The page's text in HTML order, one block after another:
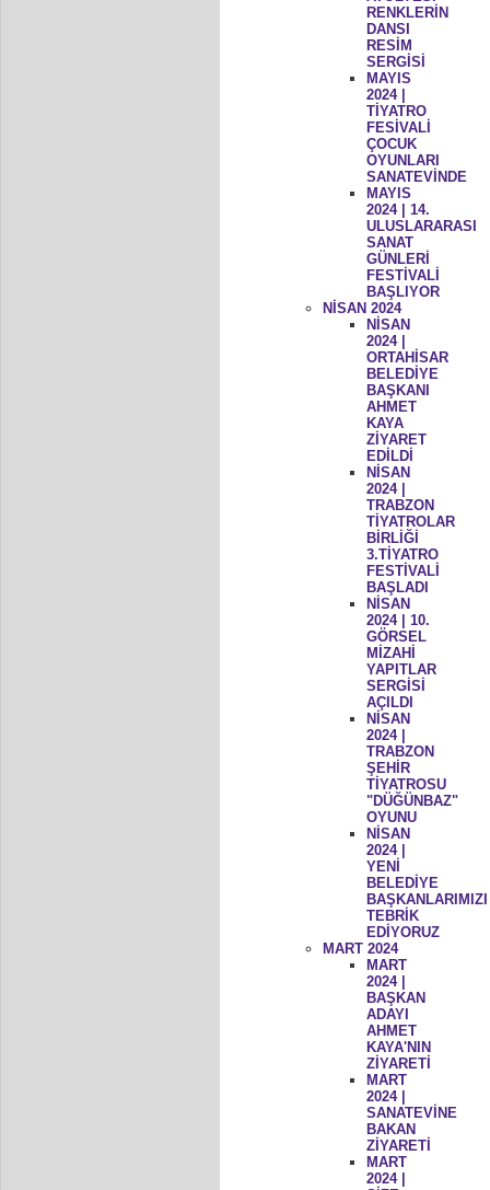
RENKLERİN
DANSI
RESİM
SERGİSİ
MAYIS
2024 |
TİYATRO
FESİVALİ
ÇOCUK
OYUNLARI
SANATEVİNDE
MAYIS
2024 | 14.
ULUSLARARASI
SANAT
GÜNLERİ
FESTİVALİ
BAŞLIYOR
NİSAN 2024
NİSAN
2024 |
ORTAHİSAR
BELEDİYE
BAŞKANI
AHMET
KAYA
ZİYARET
EDİLDİ
NİSAN
2024 |
TRABZON
TİYATROLAR
BİRLİĞİ
3.TİYATRO
FESTİVALİ
BAŞLADI
NİSAN
2024 | 10.
GÖRSEL
MİZAHİ
YAPITLAR
SERGİSİ
AÇILDI
NİSAN
2024 |
TRABZON
ŞEHİR
TİYATROSU
"DÜĞÜNBAZ"
OYUNU
NİSAN
2024 |
YENİ
BELEDİYE
BAŞKANLARIMIZI
TEBRİK
EDİYORUZ
MART 2024
MART
2024 |
BAŞKAN
ADAYI
AHMET
KAYA'NIN
ZİYARETİ
MART
2024 |
SANATEVİNE
BAKAN
ZİYARETİ
MART
2024 |